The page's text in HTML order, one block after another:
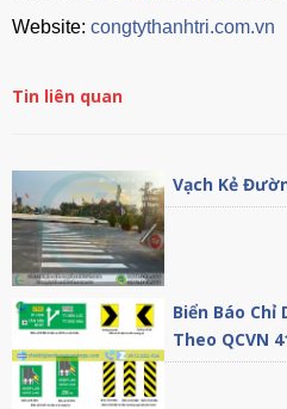
Website: congtythanhtri.com.vn
Tin liên quan
Vạch Kẻ
Biển Báo
Theo QCVN